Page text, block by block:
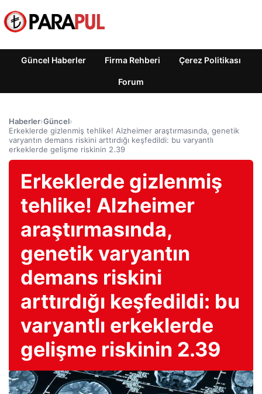
Güncel Haberler Firma Rehberi Çerez Politikası
Forum
Haberler›Güncel›
Erkeklerde gizlenmiş tehlike! Alzheimer araştırmasında, genetik
varyantın demans riskini arttırdığı keşfedildi: bu varyantlı
erkeklerde gelişme riskinin 2.39
Erkeklerde gizlenmiş
tehlike! Alzheimer
araştırmasında,
genetik varyantın
demans riskini
arttırdığı keşfedildi: bu
varyantlı erkeklerde
gelişme riskinin 2.39